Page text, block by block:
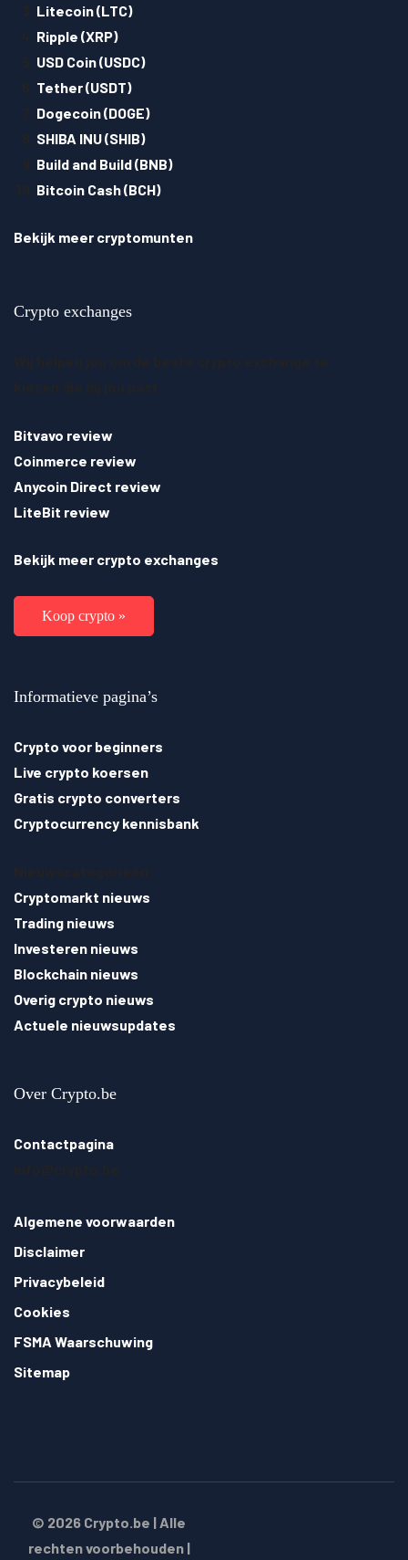
Litecoin (LTC)
Ripple (XRP)
USD Coin (USDC)
Tether (USDT)
Dogecoin (DOGE)
SHIBA INU (SHIB)
Build and Build (BNB)
Bitcoin Cash (BCH)
Bekijk meer cryptomunten
Crypto exchanges
Bitvavo review
Coinmerce review
Anycoin Direct review
LiteBit review
Bekijk meer crypto exchanges
Koop crypto »
Informatieve pagina’s
Crypto voor beginners
Live crypto koersen
Gratis crypto converters
Cryptocurrency kennisbank
Cryptomarkt nieuws
Trading nieuws
Investeren nieuws
Blockchain nieuws
Overig crypto nieuws
Actuele nieuwsupdates
Over Crypto.be
Contactpagina
Algemene voorwaarden
Disclaimer
Privacybeleid
Cookies
FSMA Waarschuwing
Sitemap
© 2026 Crypto.be | Alle
rechten voorbehouden |